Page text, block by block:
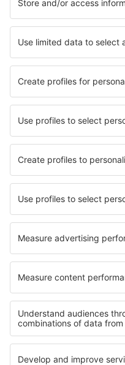
Lentoyhtiöt
FlexFlight
Lufthansa
Wizz Air
Norwegian
KLM
SAS
Turkish Airlines
Air Baltic
Tietoa eSkysta
Sopimusehdot
Omat varaukset
Tietosuojakäytäntö
Tuki ja yhteystiedot
Yksityisyys